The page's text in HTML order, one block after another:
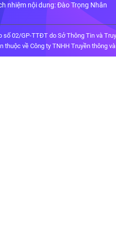
nhiệm nội dung: Đào Trọng Nhân
số 02/GP-TTĐT do Sở Thông Tin và
thuộc về Công ty TNHH Truyền thông